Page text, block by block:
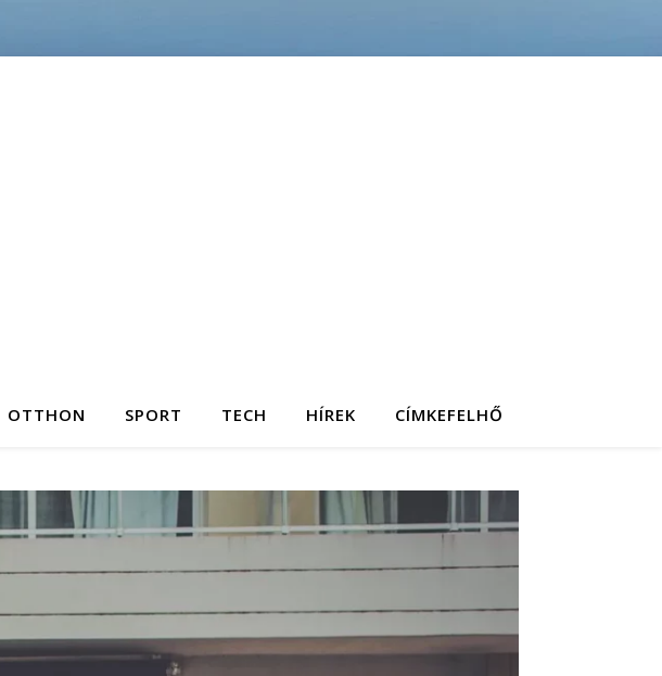
OTTHON SPORT TECH HÍREK CÍMKEFELHŐ